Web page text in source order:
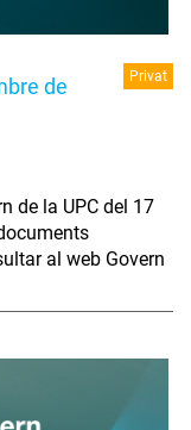
de
Privat
de la UPC del 17
al web Govern